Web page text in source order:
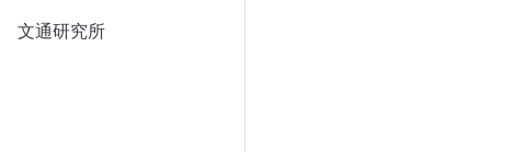
文通研究所